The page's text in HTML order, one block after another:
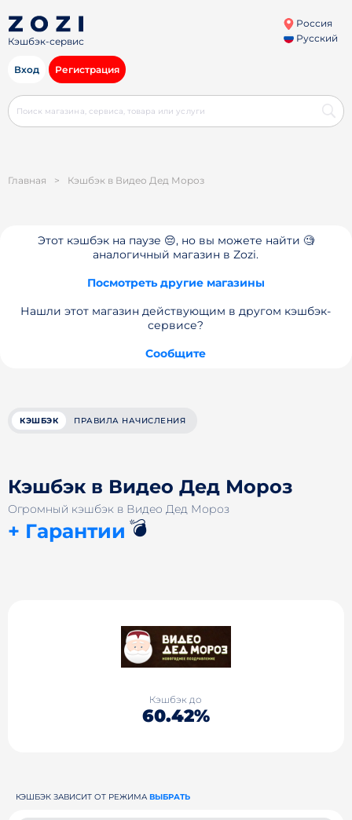
Кэшбэк-сервис
Россия
Русский
Вход Регистрация
Главная > Кэшбэк в Видео Дед Мороз
Этот кэшбэк на паузе 😔, но вы можете найти 🧐
аналогичный магазин в Zozi.
Посмотреть другие магазины
Нашли этот магазин действующим в другом кэшбэк-
сервисе?
Сообщите
КЭШБЭК ПРАВИЛА НАЧИСЛЕНИЯ
Кэшбэк в Видео Дед Мороз
Огромный кэшбэк в Видео Дед Мороз
+ Гарантии 💣
Кэшбэк до
60.42%
КЭШБЭК ЗАВИСИТ ОТ РЕЖИМА ВЫБРАТЬ